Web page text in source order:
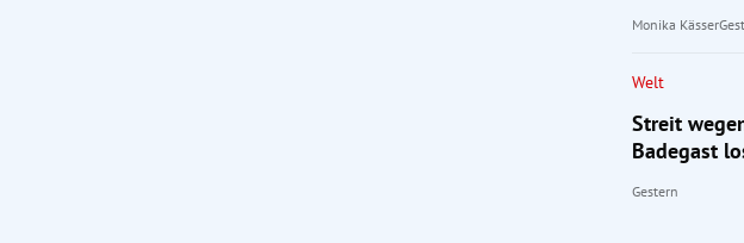
Monika Kässer
Welt
Streit
Badegast
Gestern